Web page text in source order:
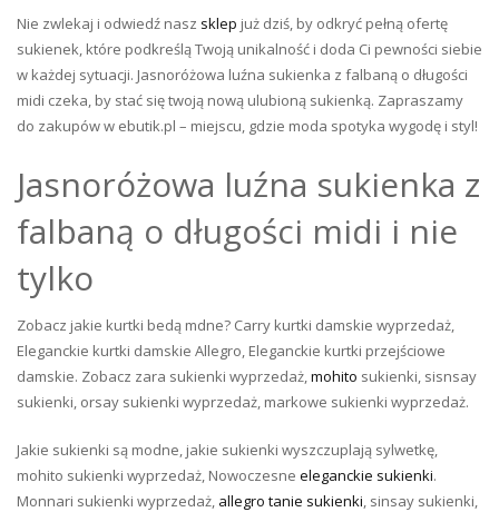
Nie zwlekaj i odwiedź nasz sklep już dziś, by odkryć pełną ofertę
sukienek, które podkreślą Twoją unikalność i doda Ci pewności siebie
w każdej sytuacji. Jasnoróżowa luźna sukienka z falbaną o długości
midi czeka, by stać się twoją nową ulubioną sukienką. Zapraszamy
do zakupów w ebutik.pl – miejscu, gdzie moda spotyka wygodę i styl!
Jasnoróżowa luźna sukienka z
falbaną o długości midi i nie
tylko
Zobacz jakie kurtki bedą mdne? Carry kurtki damskie wyprzedaż,
Eleganckie kurtki damskie Allegro, Eleganckie kurtki przejściowe
damskie. Zobacz zara sukienki wyprzedaż,mohito sukienki, sisnsay
sukienki, orsay sukienki wyprzedaż, markowe sukienki wyprzedaż.
Jakie sukienki są modne, jakie sukienki wyszczuplają sylwetkę,
mohito sukienki wyprzedaż, Nowoczesne eleganckie sukienki.
Monnari sukienki wyprzedaż, allegro tanie sukienki, sinsay sukienki,